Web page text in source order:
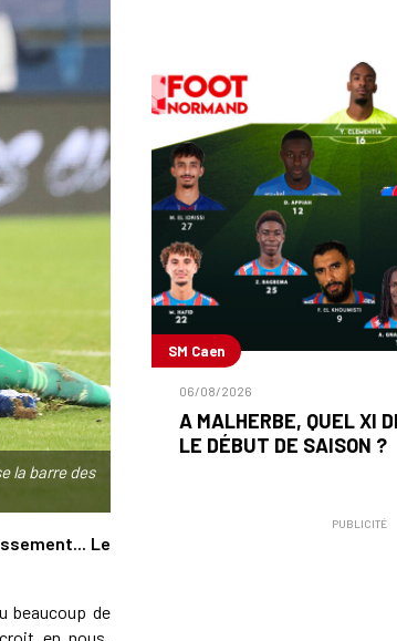
la barre des
Le
beaucoup de
SM Caen
06/08/2026
A MALHERBE, QUEL XI
LE DÉBUT DE SAISON ?
PUBLICITÉ